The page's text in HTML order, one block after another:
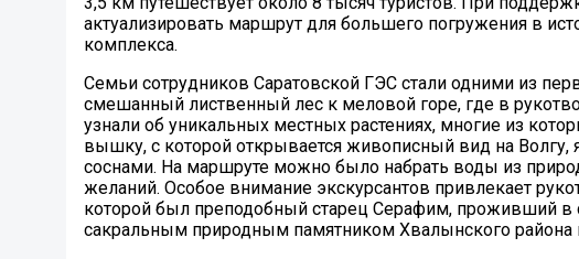
актуализировать маршрут для большего погружения в
комплекса.
Семьи сотрудников Саратовской ГЭС стали одними из
смешанный лиственный лес к меловой горе, где в
узнали об уникальных местных растениях, многие из
вышку, с которой открывается живописный вид на
соснами. На маршруте можно было набрать воды из
желаний. Особое внимание экскурсантов привлекает
которой был преподобный старец Серафим, проживший в
сакральным природным памятником Хвалынского района